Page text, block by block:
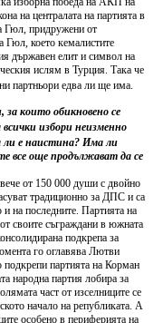
на централата на партията в
Гюл, придружени от
Гюл, което кемалистите
държавен елит и символ на
ислям в Турция. Така че
партньори едва ли ще има.
които обикновено се
избори неизменно
ли е наистина? Има ли
все още продължават да се
от 150 000 души с двойно
традиционно за ДПС и са
на последните. Партията на
своите съграждани в южната
подкрепа за
го оглавява Лютви
подкрепи партията на Корман
народна партия лобира за
част от изселниците се
начало на републиката. А
особено в периферията на